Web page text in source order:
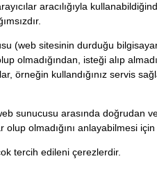
aracılığıyla
(web sitesinin durduğu
olmadığından, isteği alıp
örneğin kullandığınız servis
sunucusu arasında doğrudan
olup olmadığını anlayabilmesi
tercih edileni çerezlerdir.